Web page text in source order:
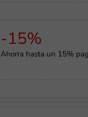
-15%
Ahorra hasta un 15%